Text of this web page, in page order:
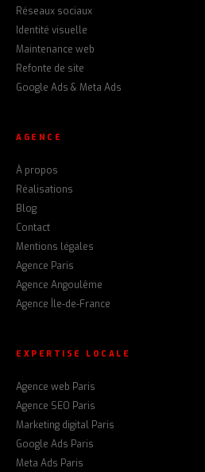
Réseaux sociaux
Identité visuelle
Maintenance web
Refonte de site
Google Ads & Meta Ads
AGENCE
À propos
Réalisations
Blog
Contact
Mentions légales
Agence Paris
Agence Angoulême
Agence Île-de-France
EXPERTISE LOCALE
Agence web Paris
Agence SEO Paris
Marketing digital Paris
Google Ads Paris
Meta Ads Paris